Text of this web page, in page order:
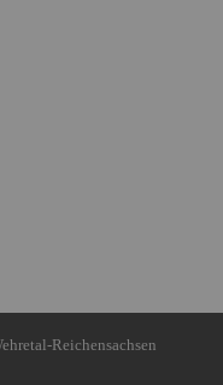
Reichensachsen